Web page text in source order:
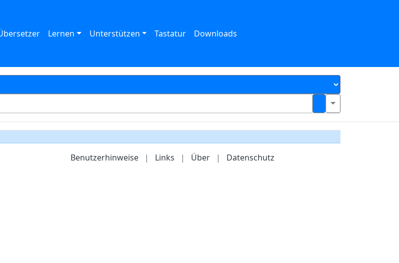
Lernen Unterstützen Tastatur Downloads
Benutzerhinweise | Links | Über | Datenschutz